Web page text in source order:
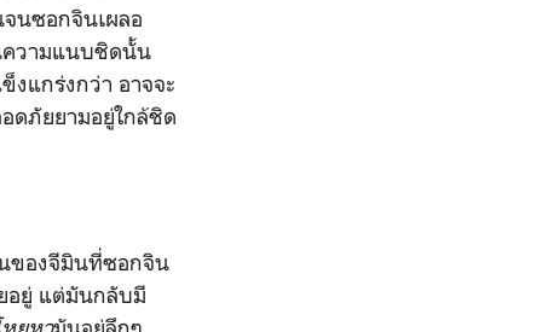
นซอกจินเผลอ
ความแนบชิดนั้น
แกร่งกว่า อาจจะ
ดภัยยามอยู่ใกล้ชิด
ของจีมินที่ซอกจิน
อยู่ แต่มันกลับมี